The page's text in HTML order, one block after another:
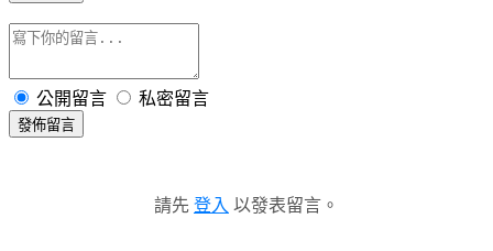
公開留言 私密留言
發佈留言
請先 登入 以發表留言。